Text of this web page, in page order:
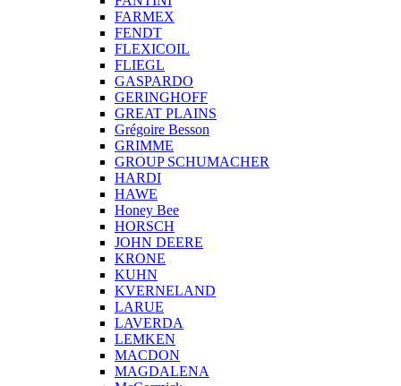
FARMEX
FENDT
FLEXICOIL
FLIEGL
GASPARDO
GERINGHOFF
GREAT PLAINS
Grégoire Besson
GRIMME
GROUP SCHUMACHER
HARDI
HAWE
Honey Bee
HORSCH
JOHN DEERE
KRONE
KUHN
KVERNELAND
LARUE
LAVERDA
LEMKEN
MACDON
MAGDALENA